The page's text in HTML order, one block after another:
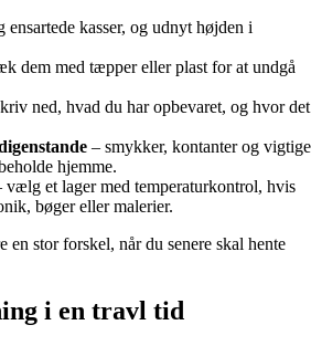
ensartede kasser, og udnyt højden i
dem med tæpper eller plast for at undgå
ned, hvad du har opbevaret, og hvor det
– smykker, kontanter og vigtige
hjemme.
vælg et lager med temperaturkontrol, hvis
bøger eller malerier.
en stor forskel, når du senere skal hente
i en travl tid